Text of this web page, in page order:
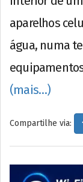
aparelhos
água, numa
(mais…)
Compartilhe via: